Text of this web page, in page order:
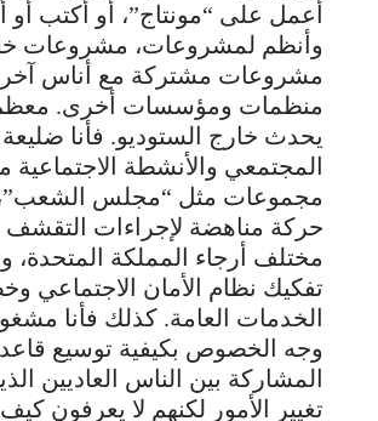
أعمل على “مونتاج”، أو أكتب
وأنظم لمشروعات، مشروعات
مشروعات مشتركة مع أناس
منظمات ومؤسسات أخرى.
يحدث خارج الستوديو. فأنا
المجتمعي والأنشطة الاجتماعية
مجموعات مثل “مجلس
حركة مناهضة لإجراءات
مختلف أرجاء المملكة المتحدة،
تفكيك نظام الأمان الاجتماعي
الخدمات العامة. كذلك فأنا
وجه الخصوص بكيفية توسيع
المشاركة بين الناس العاديين
تغيير الأمور لكنهم لا يعرفون كيف.